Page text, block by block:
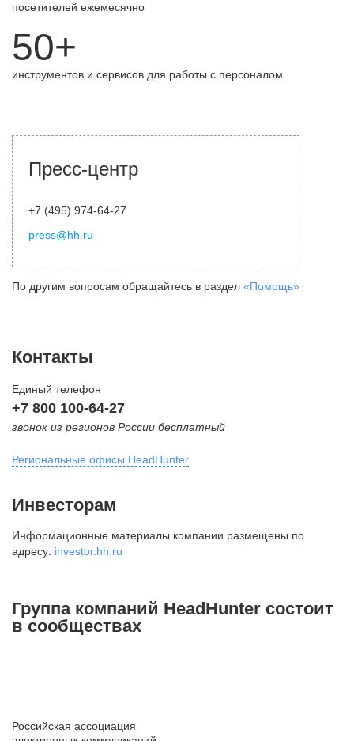
посетителей ежемесячно
50+
инструментов и сервисов для работы с персоналом
Пресс-центр
+7 (495) 974-64-27
press@hh.ru
По другим вопросам обращайтесь в раздел «Помощь»
Контакты
Единый телефон
+7 800 100-64-27
звонок из регионов России бесплатный
Региональные офисы HeadHunter
внутригородская территория
Муниципальный округ Тверской,
2-я Брестская ул., д. 48,
+7 495 980-64-27
ул. Жуковского, д. 19, особняк
Инвесторам
Информационные материалы компании размещены по
адресу: investor.hh.ru
Группа компаний HeadHunter состоит
в сообществах
Российская ассоциация